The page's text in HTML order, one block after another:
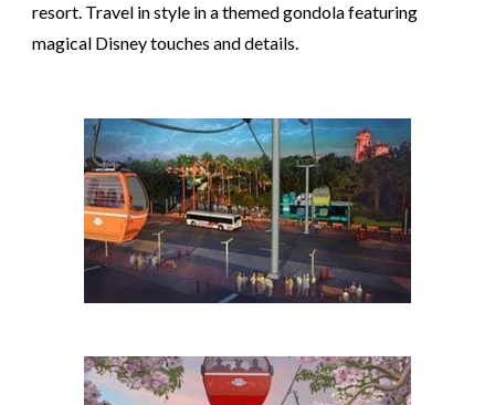
resort. Travel in style in a themed gondola featuring
magical Disney touches and details.